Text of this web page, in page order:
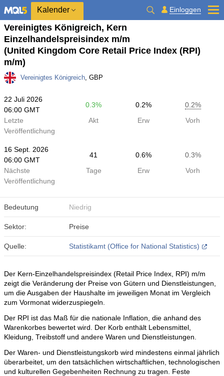
Kalender Einloggen
Vereinigtes Königreich, Kern
Einzelhandelspreisindex m/m
(United Kingdom Core Retail Price Index (RPI)
m/m)
Vereinigtes Königreich, GBP
22 Juli 2026
06:00 GMT
0.3% 0.2%
0.2%
Letzte
Veröffentlichung
Akt Erw Vorh
16 Sept. 2026
06:00 GMT
41 0.6%
0.3%
Nächste
Veröffentlichung
Tage Erw Vorh
Bedeutung Niedrig
Sektor: Preise
Quelle: Statistikamt (Office for National Statistics)
Der Kern-Einzelhandelspreisindex (Retail Price Index, RPI) m/m
zeigt die Veränderung der Preise von Gütern und Dienstleistungen,
um die Ausgaben der Haushalte im jeweiligen Monat im Vergleich
zum Vormonat widerzuspiegeln.
Der RPI ist das Maß für die nationale Inflation, die anhand des
Warenkorbes bewertet wird. Der Korb enthält Lebensmittel,
Kleidung, Treibstoff und andere Waren und Dienstleistungen.
Der Waren- und Dienstleistungskorb wird mindestens einmal jährlich
überarbeitet, um den tatsächlichen wirtschaftlichen, technologischen
und kulturellen Gegebenheiten Rechnung zu tragen. Feste